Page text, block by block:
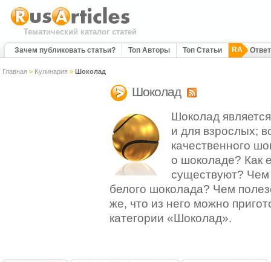
Тематический каталог статей
Зачем публиковать статьи? Топ Авторы Топ Статьи RA
Главная > Kулинария > Шоколад
Шоколад
Шоколад
и для взрослых;
качественного
о шоколаде? Как
существуют? Чем
белого шоколада? Чем
же, что из него можно
категории «Шоколад».